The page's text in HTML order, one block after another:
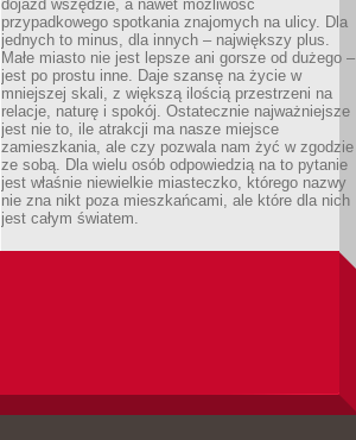
dojazd wszędzie, a nawet możliwość
przypadkowego spotkania znajomych na ulicy. Dla
jednych to minus, dla innych – największy plus.
Małe miasto nie jest lepsze ani gorsze od dużego –
jest po prostu inne. Daje szansę na życie w
mniejszej skali, z większą ilością przestrzeni na
relacje, naturę i spokój. Ostatecznie najważniejsze
jest nie to, ile atrakcji ma nasze miejsce
zamieszkania, ale czy pozwala nam żyć w zgodzie
ze sobą. Dla wielu osób odpowiedzią na to pytanie
jest właśnie niewielkie miasteczko, którego nazwy
nie zna nikt poza mieszkańcami, ale które dla nich
jest całym światem.